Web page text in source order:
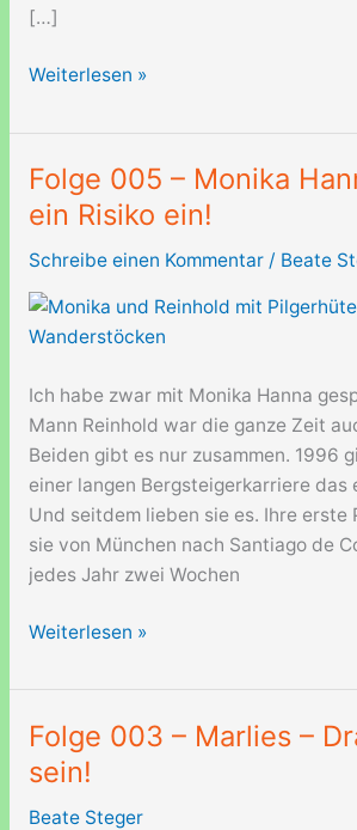
[…]
Anreise
Weiterlesen »
Folge 005 – Monika
ein Risiko ein!
Schreibe einen Kommentar / Beate
Ich habe zwar mit Monika Hanna
Mann Reinhold war die ganze Zeit
Beiden gibt es nur zusammen. 1996
einer langen Bergsteigerkarriere das
Und seitdem lieben sie es. Ihre erste
sie von München nach Santiago de
jedes Jahr zwei Wochen
Folge
–
Monika
Hanna
–
Geh
Weiterlesen »
Folge 003 – Marlies –
sein!
Beate Steger